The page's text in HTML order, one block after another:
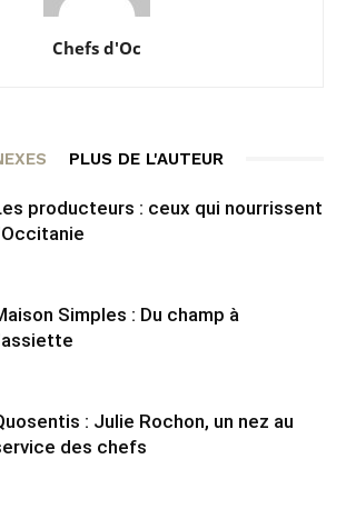
Chefs d'Oc
PLUS DE L'AUTEUR
producteurs : ceux qui nourrissent
Simples : Du champ à
: Julie Rochon, un nez au
des chefs